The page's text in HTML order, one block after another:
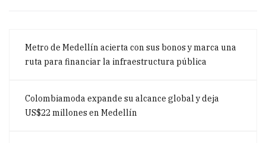
Metro de Medellín acierta con sus bonos y marca una
ruta para financiar la infraestructura pública
Colombiamoda expande su alcance global y deja
US$22 millones en Medellín